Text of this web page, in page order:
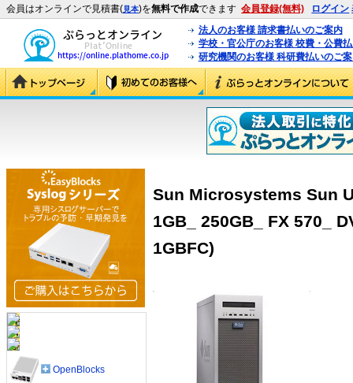
会員はオンラインで見積書(見本)を無料で作成できます 会員登録(無料) ログイン
法人のお客様 請求書払いのご案内
学校・官公庁のお客様 校費・公費
研究機関のお客様 科研費払いのご
Sun Microsystems Sun
1GB_ 250GB_ FX 570_
1GBFC)
OpenBlocks